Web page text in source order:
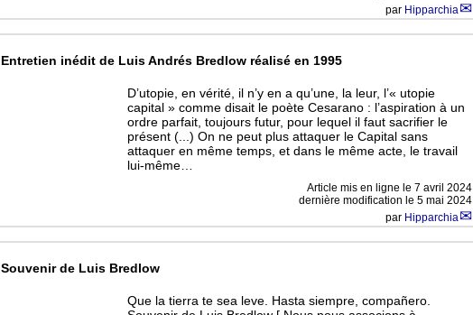
par Hipparchia
Entretien inédit de Luis Andrés Bredlow réalisé en 1995
D’utopie, en vérité, il n’y en a qu’une, la leur, l’« utopie
capital » comme disait le poète Cesarano : l’aspiration à un
ordre parfait, toujours futur, pour lequel il faut sacrifier le
présent (...) On ne peut plus attaquer le Capital sans
attaquer en même temps, et dans le même acte, le travail
lui-même…
Article mis en ligne le7 avril 2024
dernière modification le 5 mai 2024
par Hipparchia
Souvenir de Luis Bredlow
Que la tierra te sea leve. Hasta siempre, compañero.